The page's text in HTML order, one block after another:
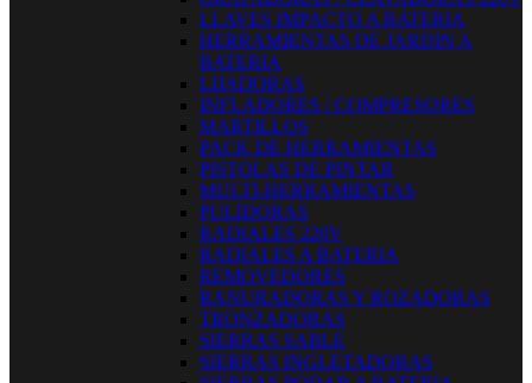
LLAVES IMPACTO A BATERIA
HERRAMIENTAS DE JARDIN A
BATERIA
LIJADORAS
INFLADORES / COMPRESORES
MARTILLOS
PACK DE HERRAMIENTAS
PISTOLAS DE PINTAR
MULTI-HERRAMIENTAS
PULIDORAS
RADIALES 220V
RADIALES A BATERIA
REMOVEDORES
RANURADORAS Y ROZADORAS
TRONZADORAS
SIERRAS SABLE
SIERRAS INGLETADORAS